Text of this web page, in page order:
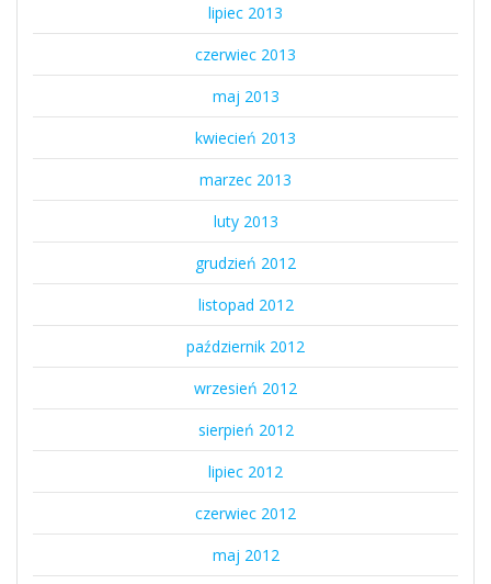
lipiec 2013
czerwiec 2013
maj 2013
kwiecień 2013
marzec 2013
luty 2013
grudzień 2012
listopad 2012
październik 2012
wrzesień 2012
sierpień 2012
lipiec 2012
czerwiec 2012
maj 2012